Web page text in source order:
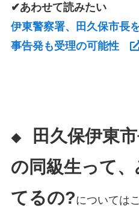
✔あわせて読みたい
伊東警察署、田久保市長
事告発も受理の可能性
◆
田久保伊東
の同級生って
てるの?については